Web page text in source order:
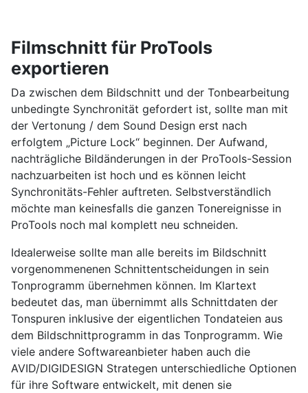
Filmschnitt für ProTools
exportieren
Da zwischen dem Bildschnitt und der Tonbearbeitung
unbedingte Synchronität gefordert ist, sollte man mit
der Vertonung / dem Sound Design erst nach
erfolgtem „Picture Lock“ beginnen. Der Aufwand,
nachträgliche Bildänderungen in der ProTools-Session
nachzuarbeiten ist hoch und es können leicht
Synchronitäts-Fehler auftreten. Selbstverständlich
möchte man keinesfalls die ganzen Tonereignisse in
ProTools noch mal komplett neu schneiden.
Idealerweise sollte man alle bereits im Bildschnitt
vorgenommenenen Schnittentscheidungen in sein
Tonprogramm übernehmen können. Im Klartext
bedeutet das, man übernimmt alls Schnittdaten der
Tonspuren inklusive der eigentlichen Tondateien aus
dem Bildschnittprogramm in das Tonprogramm. Wie
viele andere Softwareanbieter haben auch die
AVID/DIGIDESIGN Strategen unterschiedliche Optionen
für ihre Software entwickelt, mit denen sie